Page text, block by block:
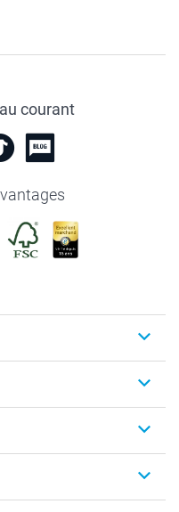
courant